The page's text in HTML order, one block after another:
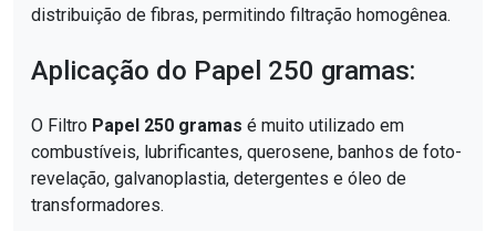
distribuição de fibras, permitindo filtração homogênea.
Aplicação do Papel 250 gramas:
O Filtro Papel 250 gramas é muito utilizado em
combustíveis, lubrificantes, querosene, banhos de foto-
revelação, galvanoplastia, detergentes e óleo de
transformadores.